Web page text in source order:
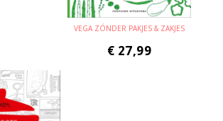
VEGA ZÓNDER PAKJES & ZAKJES
€ 27,99